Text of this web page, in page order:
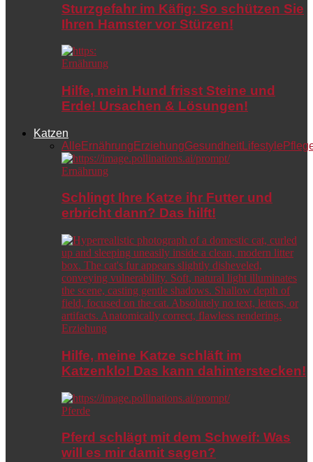
Sturzgefahr im Käfig: So schützen Sie
Ihren Hamster vor Stürzen!
Ernährung
Hilfe, mein Hund frisst Steine und
Erde! Ursachen & Lösungen!
Katzen
Alle Ernährung ErziehungGesundheitLifestyle
Ernährung
Schlingt Ihre Katze ihr Futter und
erbricht dann? Das hilft!
Erziehung
Hilfe, meine Katze schläft im
Katzenklo! Das kann dahinterstecken!
Pferde
Pferd schlägt mit dem Schweif: Was
will es mir damit sagen?